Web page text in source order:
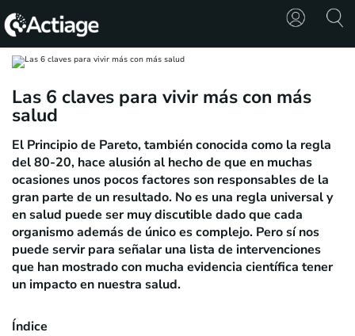
TRATAMIENTOS
CONSULTA
CONOCE
ACTIAGE
RECURSOS
Las 6 claves para vivir más con más
salud
El Principio de Pareto, también conocida como la regla
del 80-20, hace alusión al hecho de que en muchas
ocasiones unos pocos factores son responsables de la
gran parte de un resultado. No es una regla universal y
en salud puede ser muy discutible dado que cada
organismo además de único es complejo. Pero sí nos
puede servir para señalar una lista de intervenciones
que han mostrado con mucha evidencia científica tener
un impacto en nuestra salud.
Índice